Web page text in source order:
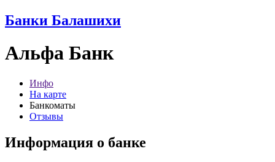
Банки Балашихи
Альфа Банк
Инфо
На карте
Банкоматы
Отзывы
Информация о банке